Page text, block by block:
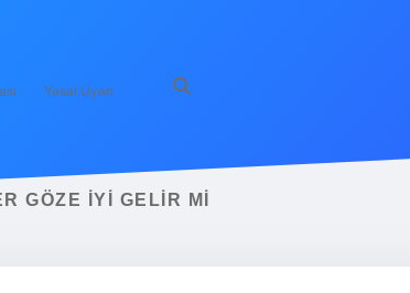
Yasal Uyarı
GÖZE IYI GELIR MI